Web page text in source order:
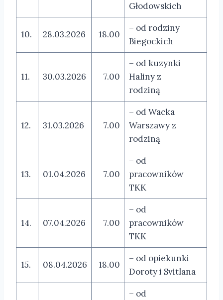
Głodowskich
10. 28.03.2026 18.00
– od rodziny
Biegockich
11. 30.03.2026 7.00
– od kuzynki
Haliny z
rodziną
12. 31.03.2026 7.00
– od Wacka
Warszawy z
rodziną
13. 01.04.2026 7.00
– od
pracowników
TKK
14. 07.04.2026 7.00
– od
pracowników
TKK
15. 08.04.2026 18.00
– od opiekunki
Doroty i Svitlana
– od